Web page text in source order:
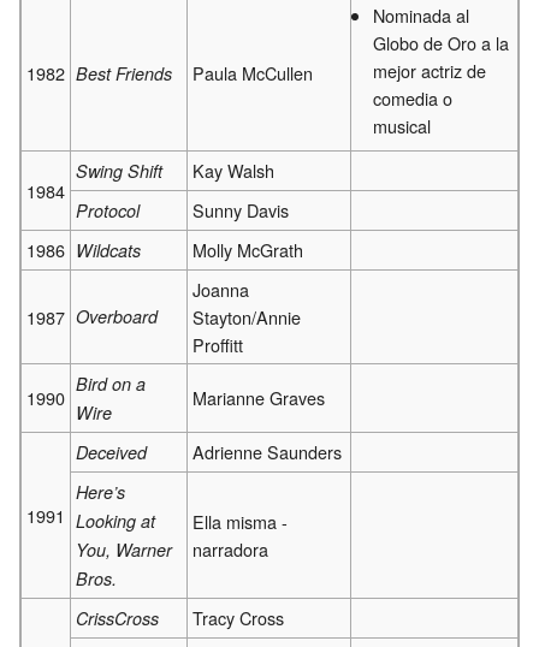
1982 Best Friends Paula McCullen
Nominada al
Globo de Oro a la
mejor actriz de
comedia o
musical
1984
Swing Shift Kay Walsh
Protocol
Sunny Davis
1986 Wildcats Molly McGrath
1987 Overboard
Joanna
Stayton/Annie
Proffitt
1990
Bird on a
Wire
Marianne Graves
1991
Deceived Adrienne Saunders
Here’s
Looking at
You, Warner
Bros.
Ella misma -
narradora
CrissCross Tracy Cross